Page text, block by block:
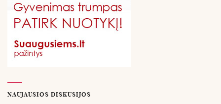
NAUJAUSIOS DISKUSIJOS